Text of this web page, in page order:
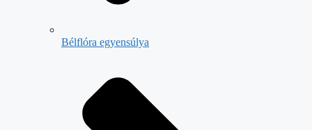
Bélflóra egyensúlya